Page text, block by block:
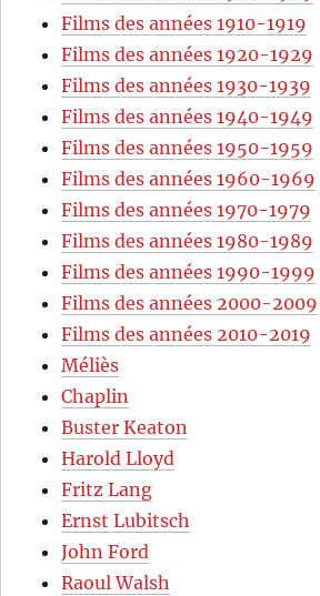
Films des années 1910-1919
Films des années 1920-1929
Films des années 1930-1939
Films des années 1940-1949
Films des années 1950-1959
Films des années 1960-1969
Films des années 1970-1979
Films des années 1980-1989
Films des années 1990-1999
Films des années 2000-2009
Films des années 2010-2019
Méliès
Chaplin
Buster Keaton
Harold Lloyd
Fritz Lang
Ernst Lubitsch
John Ford
Raoul Walsh